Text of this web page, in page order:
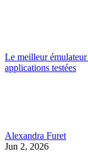
Le meilleur
applications testées
Alexandra Furet
Jun 2, 2026